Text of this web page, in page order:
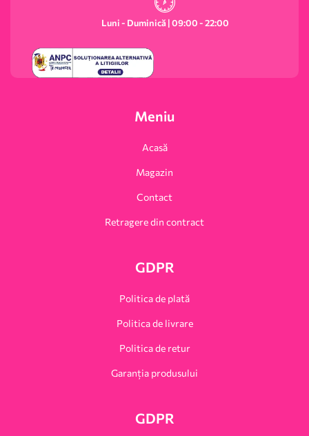
Luni - Duminică | 09:00 - 22:00
Meniu
Acasă
Magazin
Contact
Retragere din contract
GDPR
Politica de plată
Politica de livrare
Politica de retur
Garanția produsului
GDPR